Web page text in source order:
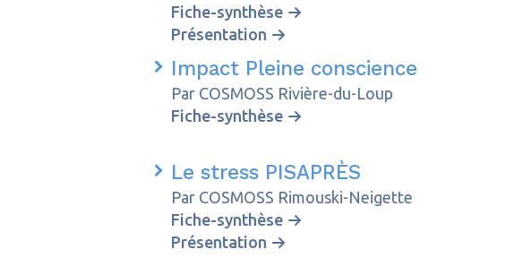
Fiche-synthèse
Présentation
Impact Pleine conscience
Par COSMOSS Rivière-du-Loup
Fiche-synthèse
Le stress PISAPRÈS
Par COSMOSS Rimouski-Neigette
Fiche-synthèse
Présentation